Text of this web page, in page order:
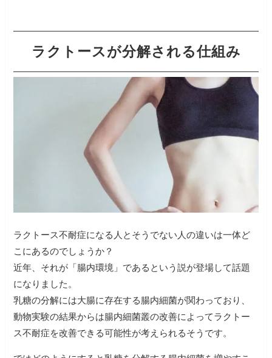
ラクトースが分解される仕組み
ラクトース不耐症になる人とそうでない人の違いは一体ど
こにあるのでしょうか？
近年、それが「腸内環境」であるという説が登場して話題
になりました。
乳糖の分解には大腸に存在する腸内細菌が関わっており、
動物実験の結果からは腸内細菌叢の改善によってラクトー
ス不耐症を改善できる可能性が考えられるそうです。